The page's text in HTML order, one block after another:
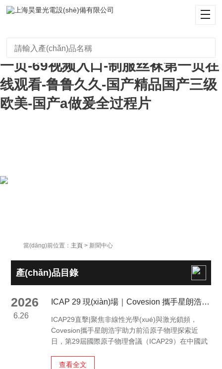
日韩免费在线观看视频-日本黄色三
一区二区-有码在线视频-久久精品第
一页-69视频入口-制服丝袜第一页在
线观看-鲁鲁久久-国产精品国产三级
欧美-国产a做爰全过程片
當(dāng)前位置： 主頁 > 新聞中心
產(chǎn)品目錄
2026
6.26
ICAP 29 現(xiàn)場｜Covesion 攜手星朗浩宇攻堅激光鎖頻與原子物理
ICAP29直擊|聚焦非線性光學(xué)與激光鎖頻，
Covesion攜手星朗浩宇助力前沿原子物理探索近
日，第29屆國際原子物理會議（ICAP29）在中國武
作為原子物理領(lǐng)域具影響力的國際學(xué)術
查看全文